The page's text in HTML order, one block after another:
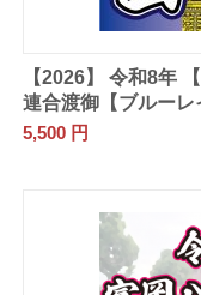
【2026】 令和8年
連合渡御【ブルーレ
5,500 円